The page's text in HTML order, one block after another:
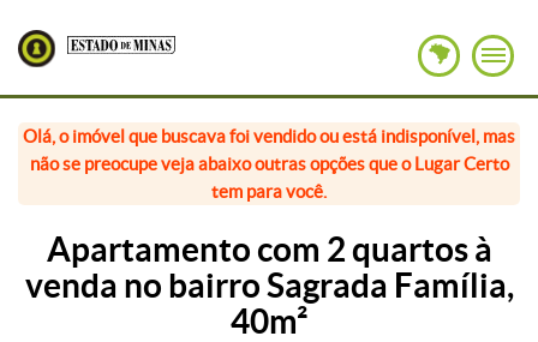
Olá, o imóvel que buscava foi vendido ou está indisponível, mas
não se preocupe veja abaixo outras opções que o Lugar Certo
tem para você.
Apartamento com 2 quartos à
venda no bairro Sagrada Família,
40m²